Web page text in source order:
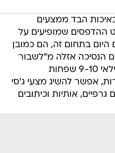
הבד ממצעים
ההדפסים שמופיעים על
היום בתחום זה, הם כמובן
הנסיכה אזלה מ"לשבור
את הקרח". עבור בנים בגילאי 9-10 שפחות
אפשר להשיג מצעי ג'סי
גרפיים, אותיות וכיתובים